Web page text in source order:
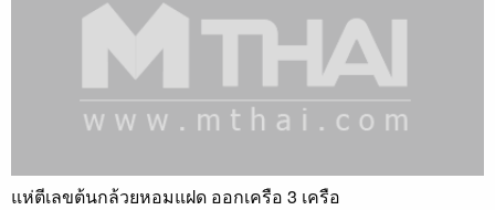
แห่ตีเลขต้นกล้วยหอมแฝด ออกเครือ 3 เครือ